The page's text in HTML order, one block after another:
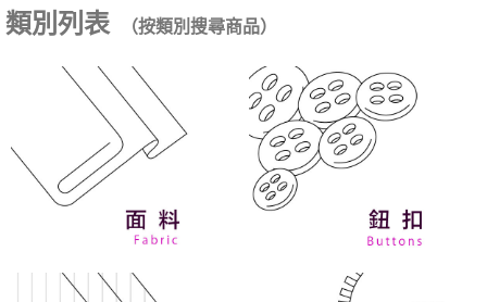
類別列表 （按類別搜尋商品）